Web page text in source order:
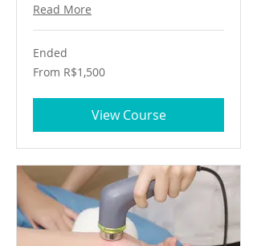
Read More
Ended
From
1,500
From R$1,500
View Course